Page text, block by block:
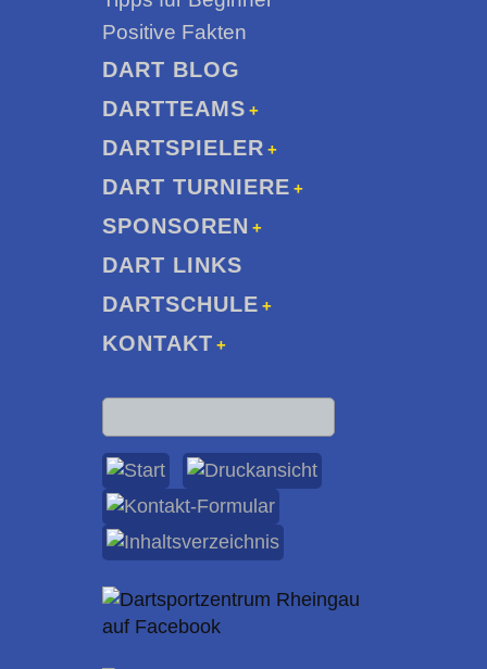
Positive Fakten
DART BLOG
DARTTEAMS
DARTSPIELER
DART TURNIERE
SPONSOREN
DART LINKS
DARTSCHULE
KONTAKT